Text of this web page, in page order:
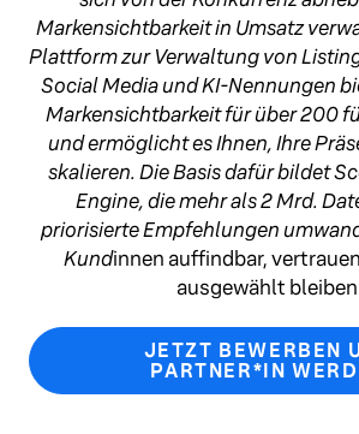
Markensichtbarkeit in Umsatz
Plattform zur Verwaltung von
Social Media und KI-Nennungen
Markensichtbarkeit für über 200
und ermöglicht es Ihnen, Ihre
skalieren. Die Basis dafür bildet
Engine, die mehr als 2 Mrd.
priorisierte Empfehlungen
Kundinnen auffindbar,
ausgewählt
JETZT BEWERBEN
PARTNER*IN